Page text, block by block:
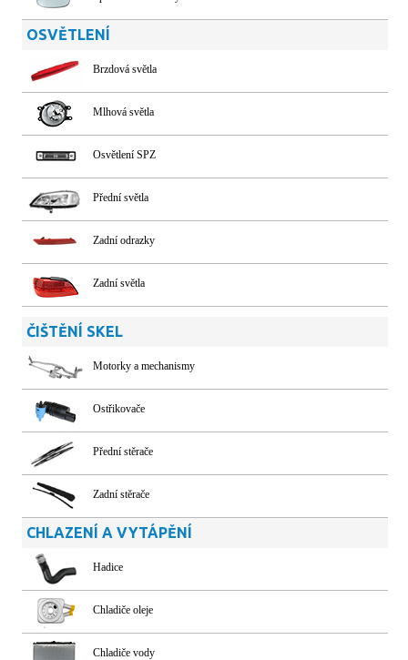
OSVĚTLENÍ
Brzdová světla
Mlhová světla
Osvětlení SPZ
Přední světla
Zadní odrazky
Zadní světla
ČIŠTĚNÍ SKEL
Motorky a mechanismy
Ostřikovače
Přední stěrače
Zadní stěrače
CHLAZENÍ A VYTÁPĚNÍ
Hadice
Chladiče oleje
Chladiče vody